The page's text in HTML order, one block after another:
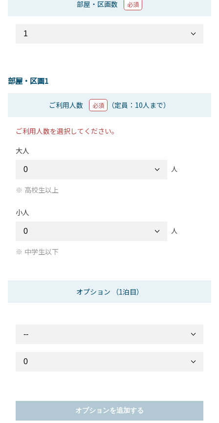
部屋・区画数 必須
部屋・区画1
ご利用人数 必須 （定員：10人まで）
ご利用人数を選択してください。
大人
人
高校生以上
小人
人
中学生以下
オプション （1泊目）
オプションを追加する